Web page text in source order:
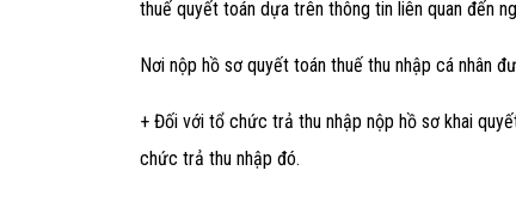
thuế quyết toán dựa trên thông tin liên quan đến
Nơi nộp hồ sơ quyết toán thuế thu nhập cá nhân
+ Đối với tổ chức trả thu nhập nộp hồ sơ khai
chức trả thu nhập đó.